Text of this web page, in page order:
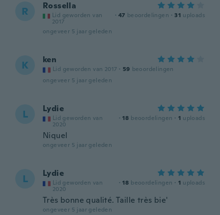
R Rossella
Lid geworden van
2017
· 47 beoordelingen · 31 uploads
ongeveer 5 jaar geleden
K ken
Lid geworden van 2017 · 59 beoordelingen
ongeveer 5 jaar geleden
L Lydie
Lid geworden van
2020
· 18 beoordelingen · 1 uploads
Niquel
ongeveer 5 jaar geleden
L Lydie
Lid geworden van
2020
· 18 beoordelingen · 1 uploads
Très bonne qualité. Taille très bie'
ongeveer 5 jaar geleden